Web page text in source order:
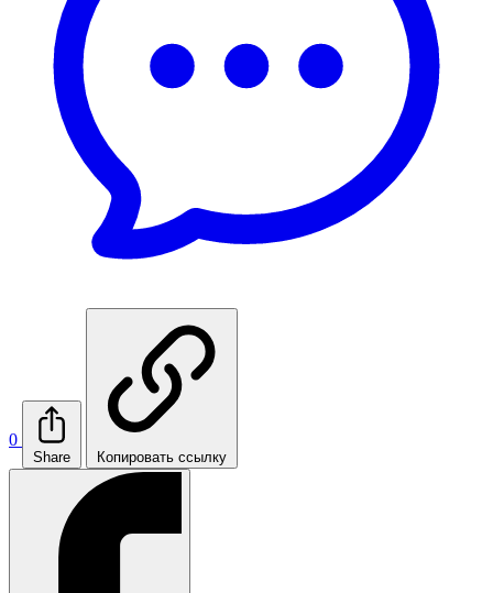
0
Share Копировать ссылку